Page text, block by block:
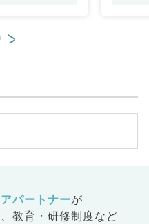
>
パートナーが
教育・研修制度など